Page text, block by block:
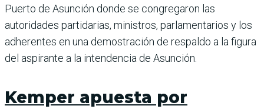
Puerto de Asunción donde se congregaron las
autoridades partidarias, ministros, parlamentarios y los
adherentes en una demostración de respaldo a la figura
del aspirante a la intendencia de Asunción.
Kemper apuesta por